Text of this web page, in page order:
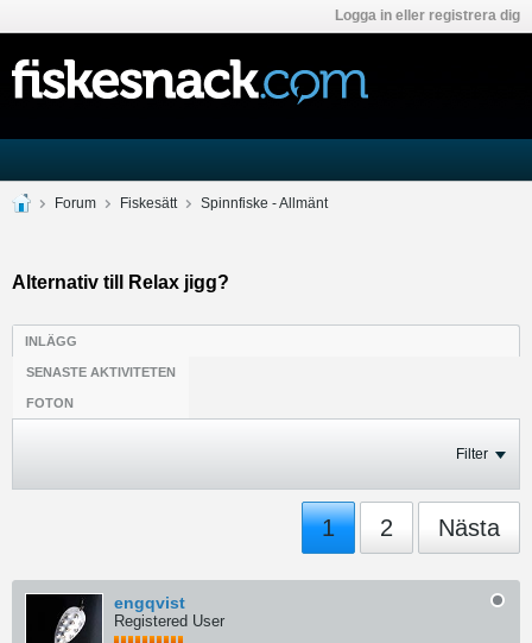
Logga in eller registrera dig
Forum Fiskesätt Spinnfiske - Allmänt
Alternativ till Relax jigg?
INLÄGG
SENASTE AKTIVITETEN
FOTON
Filter
1 2 Nästa
engqvist
Registered User